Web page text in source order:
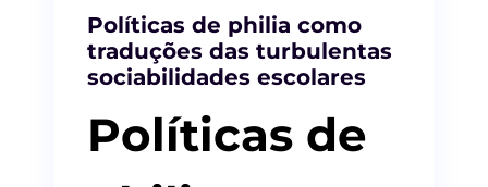
Políticas de philia como
traduções das turbulentas
sociabilidades escolares
Políticas de